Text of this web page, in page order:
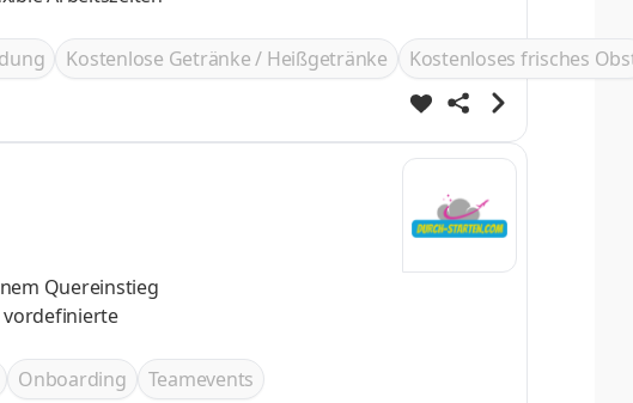
Kostenlose Getränke / Heißgetränke
Kostenloses frisches
Onboarding
Teamevents